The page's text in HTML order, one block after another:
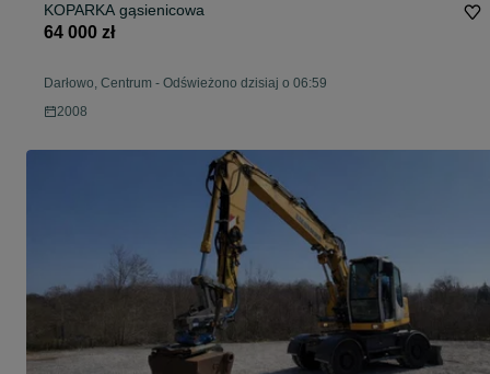
KOPARKA gąsienicowa
64 000 zł
Darłowo, Centrum - Odświeżono dzisiaj o 06:59
2008